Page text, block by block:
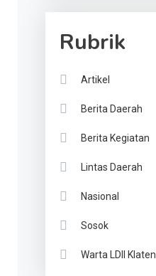
Rubrik
Artikel
Berita Daerah
Berita Kegiatan
Lintas Daerah
Nasional
Sosok
Warta LDII Klaten